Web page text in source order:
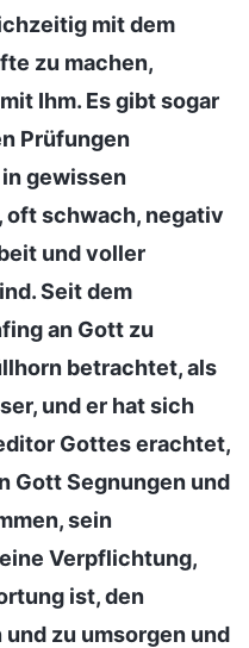
mit dem
zu machen,
Ihm. Es gibt sogar
Prüfungen
gewissen
schwach, negativ
und voller
Seit dem
an Gott zu
betrachtet, als
und er hat sich
Gottes erachtet,
Gott Segnungen und
sein
Verpflichtung,
ist, den
zu umsorgen und